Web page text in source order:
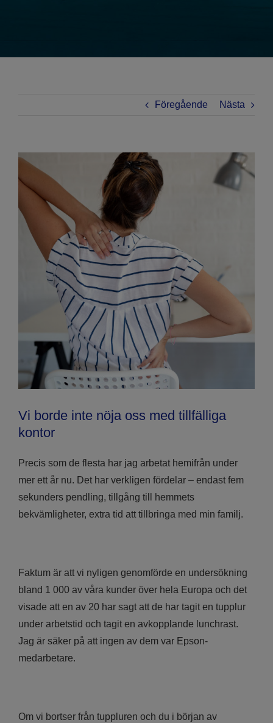
Föregående Nästa
Vi borde inte nöja oss med tillfälliga
kontor
Precis som de flesta har jag arbetat hemifrån under
mer ett år nu. Det har verkligen fördelar – endast fem
sekunders pendling, tillgång till hemmets
bekvämligheter, extra tid att tillbringa med min familj.
Faktum är att vi nyligen genomförde en undersökning
bland 1 000 av våra kunder över hela Europa och det
visade att en av 20 har sagt att de har tagit en tupplur
under arbetstid och tagit en avkopplande lunchrast.
Jag är säker på att ingen av dem var Epson-
medarbetare.
Om vi bortser från tuppluren och du i början av